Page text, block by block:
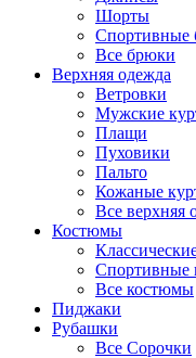
Шорты
Спортивные
Все брюки
Верхняя одежда
Ветровки
Мужские
Плащи
Пуховики
Пальто
Кожаные
Все верхняя
Костюмы
Спортивные
Все костюмы
Пиджаки
Рубашки
Все Сорочки